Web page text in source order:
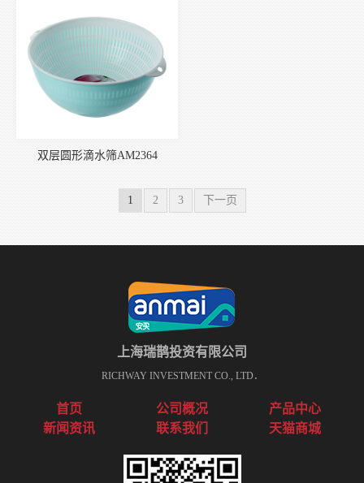
双层圆形滴水筛AM2364
1 2 3 下一页
上海瑞鹊投资有限公司
RICHWAY INVESTMENT CO., LTD．
首页 公司概况
产品中心
新闻资讯
联系我们 天猫商城